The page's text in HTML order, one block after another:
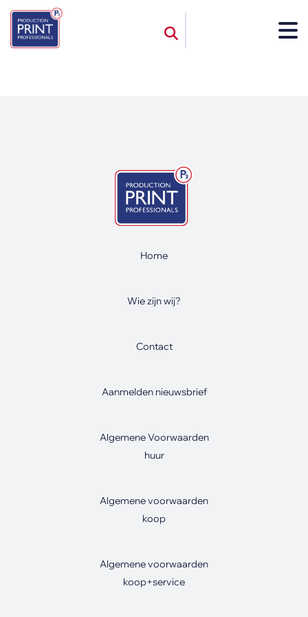
Home
Wie zijn wij?
Contact
Aanmelden nieuwsbrief
Algemene Voorwaarden
huur
Algemene voorwaarden
koop
Algemene voorwaarden
koop+service